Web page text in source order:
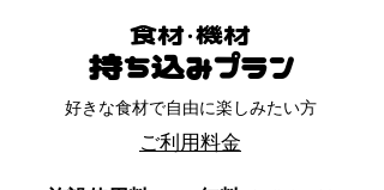
食材・機材
持ち込みプラン
好きな食材で​自由に楽しみたい方
ご利用料金